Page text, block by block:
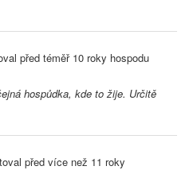
před téměř 10 roky hospodu
hospůdka, kde to žije. Určitě
před více než 11 roky